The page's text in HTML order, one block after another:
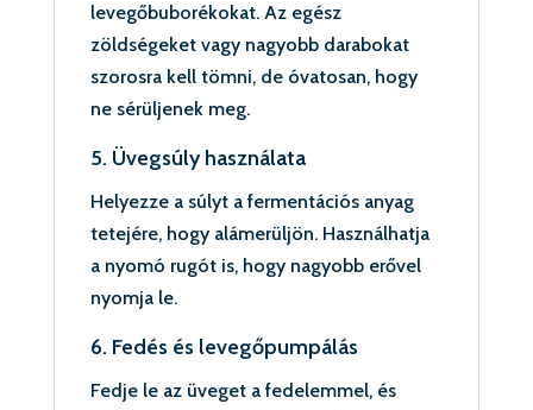
levegőbuborékokat. Az egész
zöldségeket vagy nagyobb darabokat
szorosra kell tömni, de óvatosan, hogy
ne sérüljenek meg.
5. Üvegsúly használata
Helyezze a súlyt a fermentációs anyag
tetejére, hogy alámerüljön. Használhatja
a nyomó rugót is, hogy nagyobb erővel
nyomja le.
6. Fedés és levegőpumpálás
Fedje le az üveget a fedelemmel, és